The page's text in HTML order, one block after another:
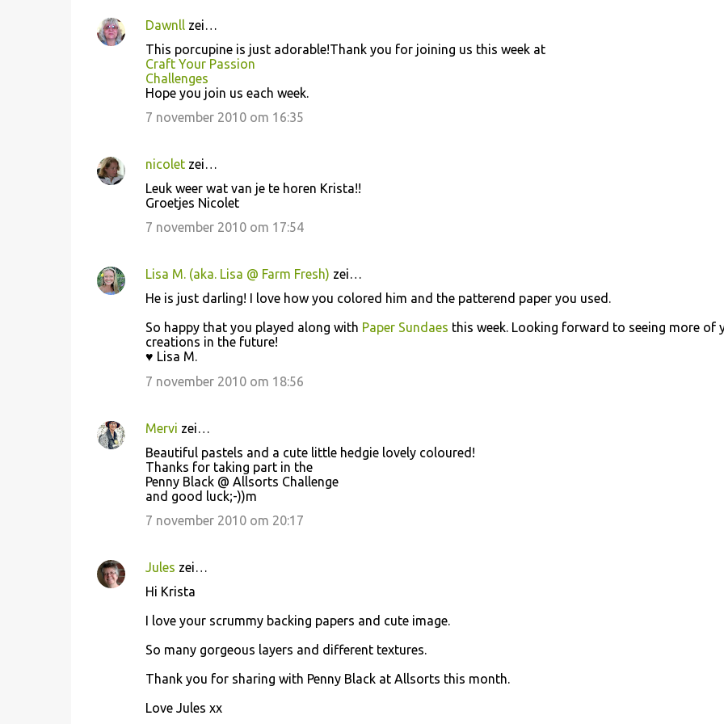
R
e
Dawnllzei…
This porcupine is just adorable!Thank you for joining us this week at
Craft Your Passion
Challenges
Hope you join us each week.
7 november 2010 om 16:35
nicoletzei…
Leuk weer wat van je te horen Krista!!
Groetjes Nicolet
7 november 2010 om 17:54
Lisa M. (aka. Lisa @ Farm Fresh) zei…
He is just darling! I love how you colored him and the patterend paper you used.
So happy that you played along with Paper Sundaes this week. Looking forward to seeing more of
creations in the future!
♥ Lisa M.
7 november 2010 om 18:56
Mervi zei…
Beautiful pastels and a cute little hedgie lovely coloured!
Thanks for taking part in the
Penny Black @ Allsorts Challenge
and good luck;-))m
7 november 2010 om 20:17
Jules zei…
Hi Krista
I love your scrummy backing papers and cute image.
So many gorgeous layers and different textures.
Thank you for sharing with Penny Black at Allsorts this month.
Love Jules xx